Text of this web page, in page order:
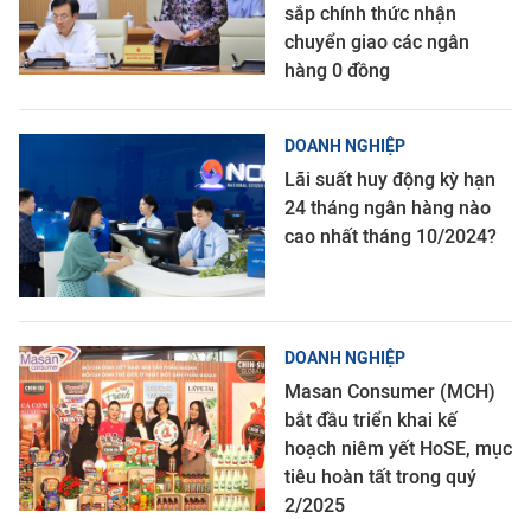
sắp chính thức nhận
chuyển giao các ngân
hàng 0 đồng
DOANH NGHIỆP
Lãi suất huy động kỳ hạn
24 tháng ngân hàng nào
cao nhất tháng 10/2024?
DOANH NGHIỆP
Masan Consumer (MCH)
bắt đầu triển khai kế
hoạch niêm yết HoSE, mục
tiêu hoàn tất trong quý
2/2025